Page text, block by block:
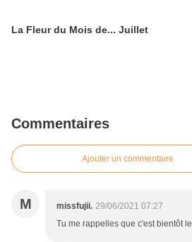
La Fleur du Mois de... Juillet
Commentaires
Ajouter un commentaire
M missfujii. 29/06/2021 07:27
Tu me rappelles que c'est bientôt